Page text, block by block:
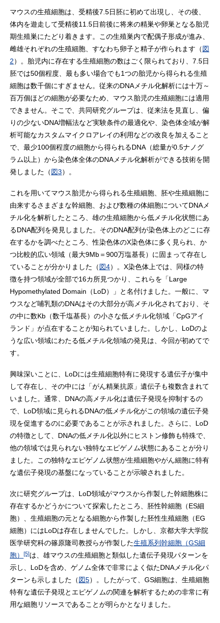
マウスの生殖細胞は、受精後7.5日胚に初めて出現し、その後、
体内を遊走して受精後11.5日前後に将来の精巣や卵巣となる胎児
期生殖巣にたどり着きます。この生殖巣内で配偶子形成が進み、
雌雄それぞれの生殖細胞、すなわち卵子と精子が作られます（図
2）。胎児内に存在する生殖細胞の数はごく限られており、7.5日
胚では50個程度、最も多い場合でも1つの胎児から得られる生殖
細胞は数千個にすぎません。従来のDNAメチル化解析には十万～
百万個ほどの細胞が必要なため、マウス胎児の生殖細胞には適用
できません。そこで、共同研究グループは、従来法を見直し、偏
りの少ないDNA増幅法など実験条件の最適化や、染色体全域が解
析可能なカスタムマイクロアレイの利用などの改良を加えること
で、最少100個程度の細胞から得られるDNA（総量が0.5ナノグ
ラム以上）から染色体全体のDNAメチル化解析ができる技術を開
発しました（図3）。
これを用いてマウス胎児から得られる生殖細胞、胚や生殖細胞に
由来するさまざまな幹細胞、および数種の体細胞についてDNAメ
チル化を解析したところ、雄の生殖細胞から低メチル化状態にあ
るDNA配列を発見しました。そのDNA配列が染色体上のどこに存
在するかを調べたところ、性染色体のX染色体に多く見られ、か
つ比較的広い領域（最大9Mb＝900万塩基長）に固まって存在し
ていることが分かりました（図4）。X染色体上では、同様の特
徴を持つ領域が全部で16カ所見つかり、これらを「Large
Hypomethylated Domain（LoD）」と名付けました。一般に、マ
ウスなど哺乳類のDNAはその大部分が高メチル化されており、そ
の中に数Kb（数千塩基長）の小さな低メチル化領域「CpGアイ
ランド」が点在することが知られていました。しかし、LoDのよ
うな広い領域にわたる低メチル化領域の発見は、今回が初めてで
す。
興味深いことに、LoDには生殖細胞特有に発現する遺伝子が集中
して存在し、その中には「がん精巣抗原」遺伝子も複数含まれて
いました。通常、DNAの高メチル化は遺伝子発現を抑制するの
で、LoD領域に見られるDNAの低メチル化がこの領域の遺伝子発
現を促進するのに必要であることが示されました。さらに、LoD
の特徴として、DNAの低メチル化以外にヒストン修飾も特殊で、
他の領域では見られない独特なエピゲノム状態にあることが分り
ました。この独特なエピゲノム状態が生殖細胞やがん細胞に特有
な遺伝子発現の基盤になっていることが示唆されました。
次に研究グループは、LoD領域がマウスから作製した幹細胞株に
存在するかどうかについて探索したところ、胚性幹細胞（ES細
胞）、生殖細胞の元となる細胞から作製した胚性生殖細胞（EG
細胞）にはLoDは存在しませんでした。しかし、京都大学大学院
医学研究科の篠原隆司教授らが作製した生殖系列幹細胞（GS細
胞）
[5]は、雄マウスの生殖細胞と類似した遺伝子発現パターンを
示し、LoDを含め、ゲノム全体で非常によく似たDNAメチル化パ
ターンも示しました（図5）。したがって、GS細胞は、生殖細胞
特有な遺伝子発現とエピゲノムの関連を解析するための非常に有
用な細胞リソースであることが明らかとなりました。